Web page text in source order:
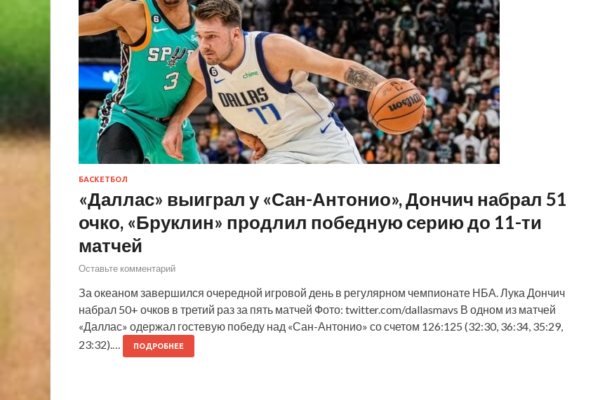
БАСКЕТБОЛ
«Даллас» выиграл у «Сан-Антонио», Дончич набрал 51
очко, «Бруклин» продлил победную серию до 11-ти
матчей
Оставьте комментарий
За океаном завершился очередной игровой день в регулярном чемпионате НБА. Лука Дончич
набрал 50+ очков в третий раз за пять матчей Фото: twitter.com/dallasmavs В одном из матчей
«Даллас» одержал гостевую победу над «Сан-Антонио» со счетом 126:125 (32:30, 36:34, 35:29,
23:32).…
ПОДРОБНЕЕ